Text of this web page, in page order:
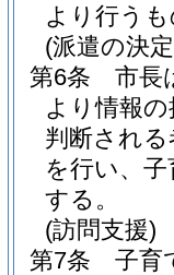
より行う
(派遣の決
第6条
市長
より情報
判断され
を行い、
する。
(訪問支援)
第7条
子育